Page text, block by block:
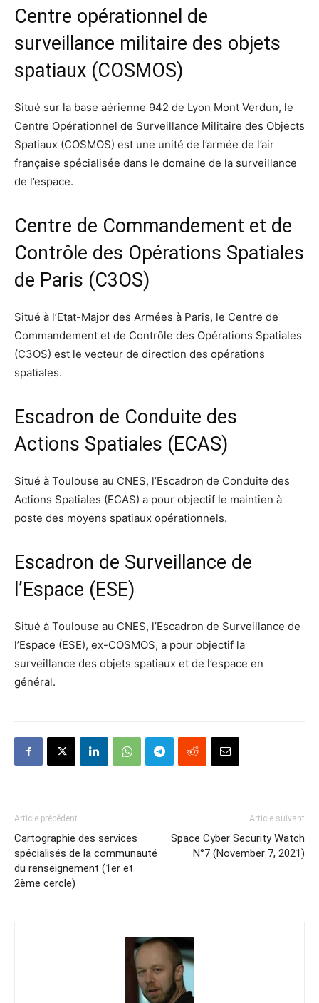
Centre opérationnel de
surveillance militaire des objets
spatiaux (COSMOS)
Situé sur la base aérienne 942 de Lyon Mont Verdun, le
Centre Opérationnel de Surveillance Militaire des Objects
Spatiaux (COSMOS) est une unité de l’armée de l’air
française spécialisée dans le domaine de la surveillance
de l’espace.
Centre de Commandement et de
Contrôle des Opérations Spatiales
de Paris (C3OS)
Situé à l’Etat-Major des Armées à Paris, le Centre de
Commandement et de Contrôle des Opérations Spatiales
(C3OS) est le vecteur de direction des opérations
spatiales.
Escadron de Conduite des
Actions Spatiales (ECAS)
Situé à Toulouse au CNES, l’Escadron de Conduite des
Actions Spatiales (ECAS) a pour objectif le maintien à
poste des moyens spatiaux opérationnels.
Escadron de Surveillance de
l’Espace (ESE)
Situé à Toulouse au CNES, l’Escadron de Surveillance de
l’Espace (ESE), ex-COSMOS, a pour objectif la
surveillance des objets spatiaux et de l’espace en
général.
Article précédent
Cartographie des services
spécialisés de la communauté
du renseignement (1er et
2ème cercle)
Article suivant
Space Cyber Security Watch
N°7 (November 7, 2021)